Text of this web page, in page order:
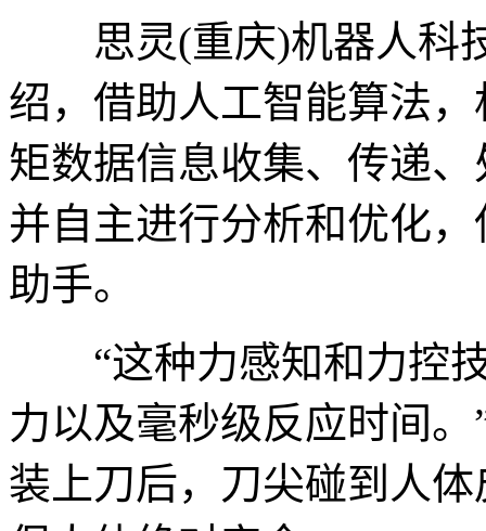
思灵(重庆)机器人科
绍，借助人工智能算法
矩数据信息收集、传递
并自主进行分析和优化
助手。
“这种力感知和力控技
力以及毫秒级反应时间
装上刀后，刀尖碰到人